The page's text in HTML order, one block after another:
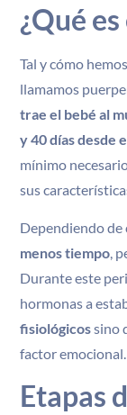
¿Qué
Tal y cómo
llamamos
trae el bebé al
y 40 días desde
mínimo
sus
Dependiendo de
menos tiempo,
Durante este
hormonas a
fisiológicossino
factor emocional.
Etapas